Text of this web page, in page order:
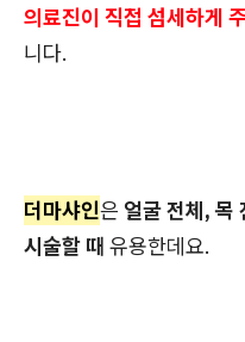
의료진이 직접 섬세하게
니다.
더마샤인은 얼굴 전체, 목
시술할 때 유용한데요.